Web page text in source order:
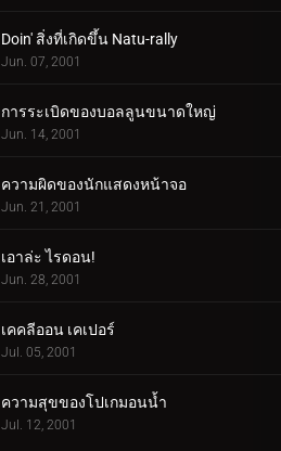
Doin' สิ่งที่เกิดขึ้น Natu-rally
Jun. 07, 2001
การระเบิดของบอลลูนขนาดใหญ่
Jun. 14, 2001
ความผิดของนักแสดงหน้าจอ
Jun. 21, 2001
เอาล่ะ ไรดอน!
Jun. 28, 2001
เคคลีออน เคเปอร์
Jul. 05, 2001
ความสุขของโปเกมอนน้ำ
Jul. 12, 2001